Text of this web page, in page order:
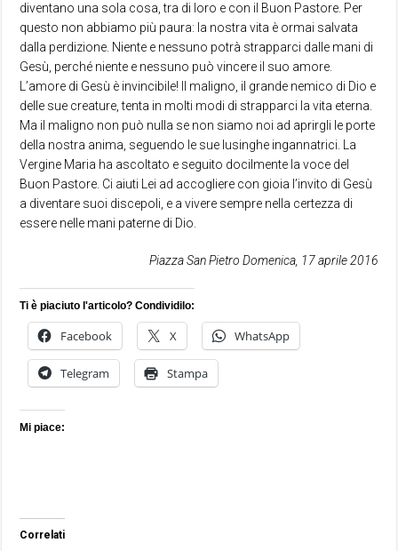
diventano una sola cosa, tra di loro e con il Buon Pastore. Per
questo non abbiamo più paura: la nostra vita è ormai salvata
dalla perdizione. Niente e nessuno potrà strapparci dalle mani di
Gesù, perché niente e nessuno può vincere il suo amore.
L’amore di Gesù è invincibile! Il maligno, il grande nemico di Dio e
delle sue creature, tenta in molti modi di strapparci la vita eterna.
Ma il maligno non può nulla se non siamo noi ad aprirgli le porte
della nostra anima, seguendo le sue lusinghe ingannatrici. La
Vergine Maria ha ascoltato e seguito docilmente la voce del
Buon Pastore. Ci aiuti Lei ad accogliere con gioia l’invito di Gesù
a diventare suoi discepoli, e a vivere sempre nella certezza di
essere nelle mani paterne di Dio.
Piazza San Pietro Domenica, 17 aprile 2016
Ti è piaciuto l'articolo? Condividilo:
Facebook X WhatsApp
Telegram Stampa
Mi piace:
Correlati